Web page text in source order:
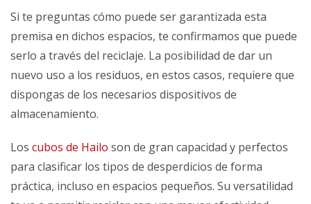
Si te preguntas cómo puede ser garantizada esta
premisa en dichos espacios, te confirmamos que puede
serlo a través del reciclaje. La posibilidad de dar un
nuevo uso a los residuos, en estos casos, requiere que
dispongas de los necesarios dispositivos de
almacenamiento.
Los cubos de Hailo son de gran capacidad y perfectos
para clasificar los tipos de desperdicios de forma
práctica, incluso en espacios pequeños. Su versatilidad